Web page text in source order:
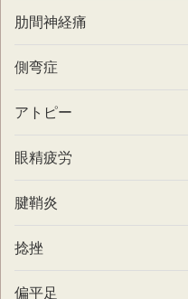
肋間神経痛
側弯症
アトピー
眼精疲労
腱鞘炎
捻挫
偏平足